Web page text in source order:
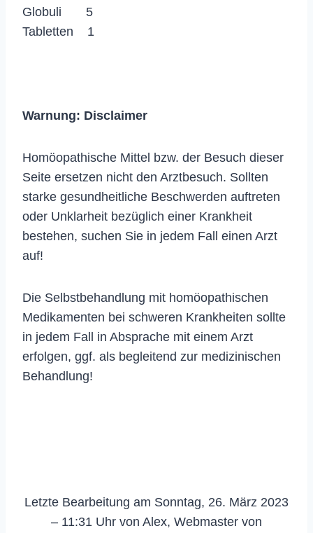
Globuli 5
Tabletten 1
Warnung: Disclaimer
Homöopathische Mittel bzw. der Besuch dieser
Seite ersetzen nicht den Arztbesuch. Sollten
starke gesundheitliche Beschwerden auftreten
oder Unklarheit bezüglich einer Krankheit
bestehen, suchen Sie in jedem Fall einen Arzt
auf!
Die Selbstbehandlung mit homöopathischen
Medikamenten bei schweren Krankheiten sollte
in jedem Fall in Absprache mit einem Arzt
erfolgen, ggf. als begleitend zur medizinischen
Behandlung!
Letzte Bearbeitung am Sonntag, 26. März 2023
– 11:31 Uhr von Alex, Webmaster von